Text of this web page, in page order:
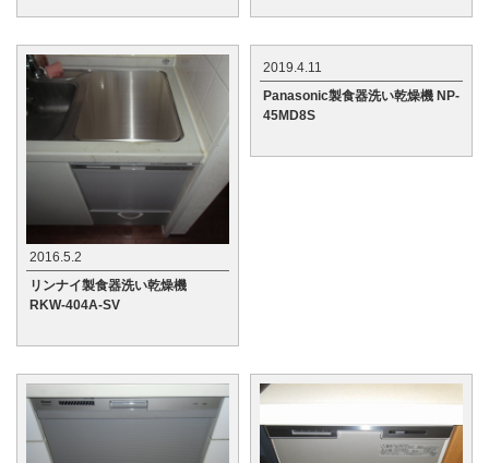
2016.5.2
リンナイ製食器洗い乾燥機
RKW-404A-SV
2019.4.11
Panasonic製食器洗い乾燥機 NP-
45MD8S